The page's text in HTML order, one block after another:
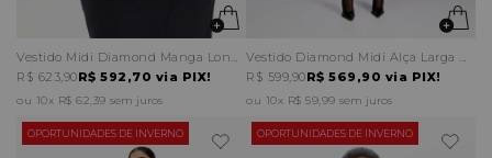
R$ 592,70 via PIX!
R$ 623,90
10x R$ 62,39sem juros
R$ 569,90 via PIX!
R$ 599,90
10x R$ 59,99 sem juros
OPORTUNIDADES DE INVERNO OPORTUNIDADES DE INVERNO